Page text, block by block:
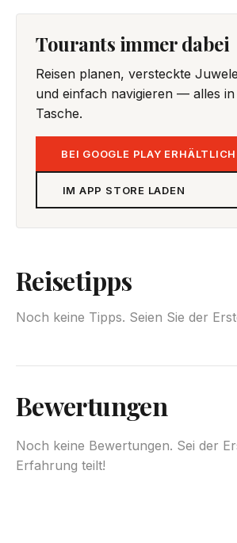
Tourants immer dabei
Reisen planen, versteckte
und einfach navigieren — alles
Tasche.
BEI GOOGLE PLAY ERHÄLTLICH
IM APP STORE LADEN
Reisetipps
Noch keine Tipps. Seien Sie der
Bewertungen
Noch keine Bewertungen. Sei der
Erfahrung teilt!